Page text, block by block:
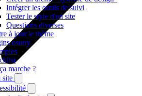
Intégrer les outils de suivi
Tester le style d'un site
Questions diverses
à jour le thème
osuny
marche ?
site